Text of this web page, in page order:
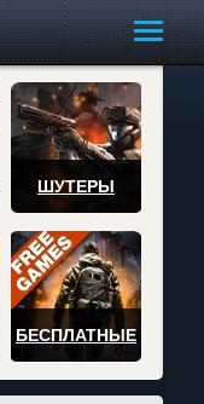
ШУТЕРЫ
БЕСПЛАТНЫЕ